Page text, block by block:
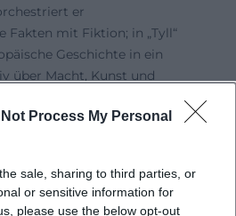
Not Process My Personal
sale, sharing to third parties, or
or sensitive information for
please use the below opt-out
er
Fakten mit Fiktion; in „Tyll“
Geschichte in ein
über Macht, Kunst und
gehen sollen“ entfaltet er ein
dessen akustische
an filmische Soundtracks
Tempi zu variieren,
Kehlmanns künstlerische